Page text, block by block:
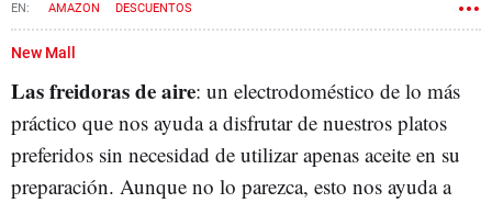
AMAZON DESCUENTOS
New Mall
Las freidoras de aire: un electrodoméstico de lo más
práctico que nos ayuda a disfrutar de nuestros platos
preferidos sin necesidad de utilizar apenas aceite en su
preparación. Aunque no lo parezca, esto nos ayuda a